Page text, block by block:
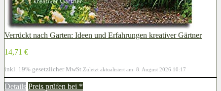
Verrückt nach Garten: Ideen und Erfahrungen kreativer Gärtner
14,71 €
inkl. 19% gesetzlicher MwSt. Zuletzt aktualisiert am: 8. August 2026 10:17
Details Preis prüfen bei *